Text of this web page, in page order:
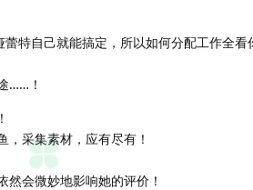
特自己就能搞定，所以如何分配工作全看
……！
采集素材，应有尽有！
会微妙地影响她的评价！